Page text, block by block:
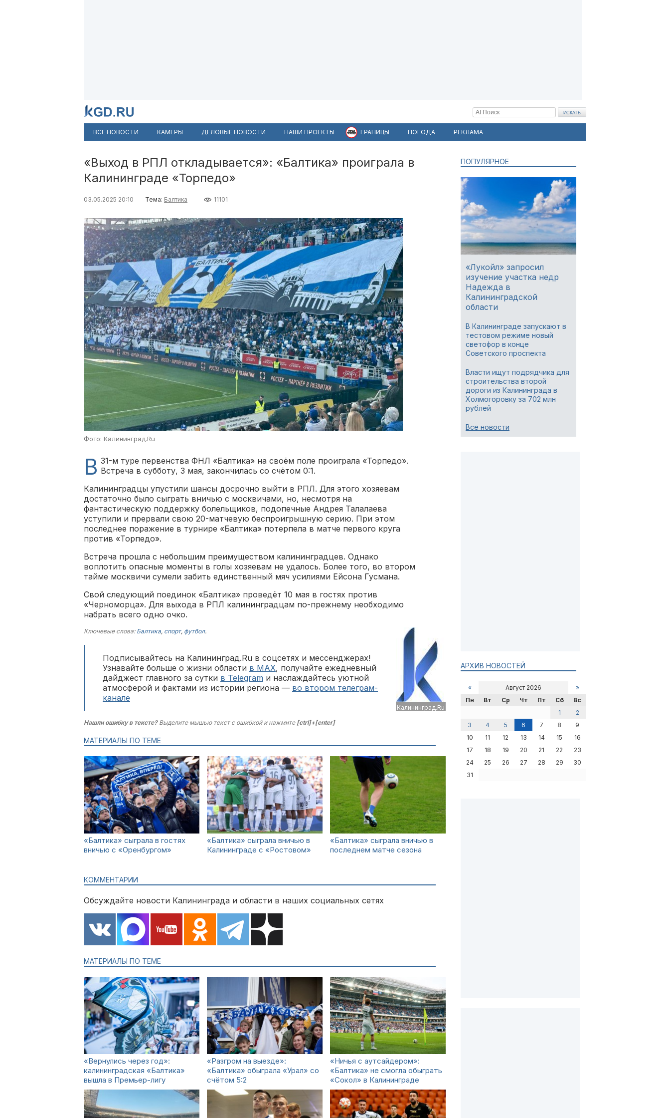
ВСЕ НОВОСТИ КАМЕРЫ ДЕЛОВЫЕ НОВОСТИ НАШИ ПРОЕКТЫ ГРАНИЦЫ ПОГОДА РЕКЛАМА
«Выход в РПЛ откладывается»: «Балтика» проиграла в
Калининграде «Торпедо»
03.05.2025 20:10 Тема: Балтика 11101
Фото: Калининград.Ru
В 31-м туре первенства ФНЛ «Балтика» на своём поле проиграла «Торпедо».
Встреча в субботу, 3 мая, закончилась со счётом 0:1.
Калининградцы упустили шансы досрочно выйти в РПЛ. Для этого хозяевам
достаточно было сыграть вничью с москвичами, но, несмотря на
фантастическую поддержку болельщиков, подопечные Андрея Талалаева
уступили и прервали свою 20-матчевую беспроигрышную серию. При этом
последнее поражение в турнире «Балтика» потерпела в матче первого круга
против «Торпедо».
Встреча прошла с небольшим преимуществом калининградцев. Однако
воплотить опасные моменты в голы хозяевам не удалось. Более того, во втором
тайме москвичи сумели забить единственный мяч усилиями Ейсона Гусмана.
Свой следующий поединок «Балтика» проведёт 10 мая в гостях против
«Черноморца». Для выхода в РПЛ калининградцам по-прежнему необходимо
набрать всего одно очко.
Калининград.Ru
Ключевые слова: Балтика, спорт, футбол.
Подписывайтесь на Калининград.Ru в соцсетях и мессенджерах!
Узнавайте больше о жизни области в MAX, получайте ежедневный
дайджест главного за сутки в Telegram и наслаждайтесь уютной
атмосферой и фактами из истории региона — во втором телеграм-
канале
Нашли ошибку в тексте?Выделите мышью текст с ошибкой и нажмите [ctrl]+[enter]
МАТЕРИАЛЫ ПО ТЕМЕ
«Балтика» сыграла в гостях
вничью с «Оренбургом»
«Балтика» сыграла вничью в
Калининграде с «Ростовом»
«Балтика» сыграла вничью в
последнем матче сезона
КОММЕНТАРИИ
Обсуждайте новости Калининграда и области в наших социальных сетях
МАТЕРИАЛЫ ПО ТЕМЕ
«Вернулись через год»:
калининградская «Балтика»
вышла в Премьер-лигу
«Разгром на выезде»:
«Балтика» обыграла «Урал» со
счётом 5:2
«Ничья с аутсайдером»:
«Балтика» не смогла обыграть
«Сокол» в Калининграде
ПОПУЛЯРНОЕ
«Лукойл» запросил
изучение участка недр
Надежда в
Калининградской
области
В Калининграде запускают в
тестовом режиме новый
светофор в конце
Советского проспекта
Власти ищут подрядчика для
строительства второй
дороги из Калининграда в
Холмогоровку за 702 млн
рублей
Все новости
АРХИВ НОВОСТЕЙ
« Август 2026
»
Пн
Вт Ср Чт Пт Сб
Вс
1
2
3
4 5 6 7 8
9
10
11 12 13 14 15
16
17
18 19 20 21 22
23
24
25 26 27 28 29
30
31